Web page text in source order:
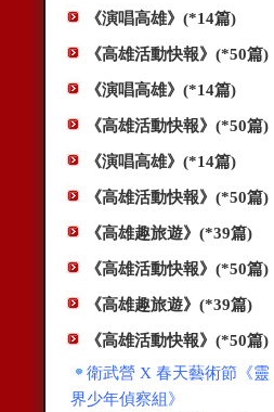
《演唱高雄》(*14篇)
《高雄活動快報》(*50篇)
《演唱高雄》(*14篇)
《高雄活動快報》(*50篇)
《演唱高雄》(*14篇)
《高雄活動快報》(*50篇)
《高雄趣旅遊》(*39篇)
《高雄活動快報》(*50篇)
《高雄趣旅遊》(*39篇)
《高雄活動快報》(*50篇)
衛武營 X 春天藝術節《靈
界少年偵察組》